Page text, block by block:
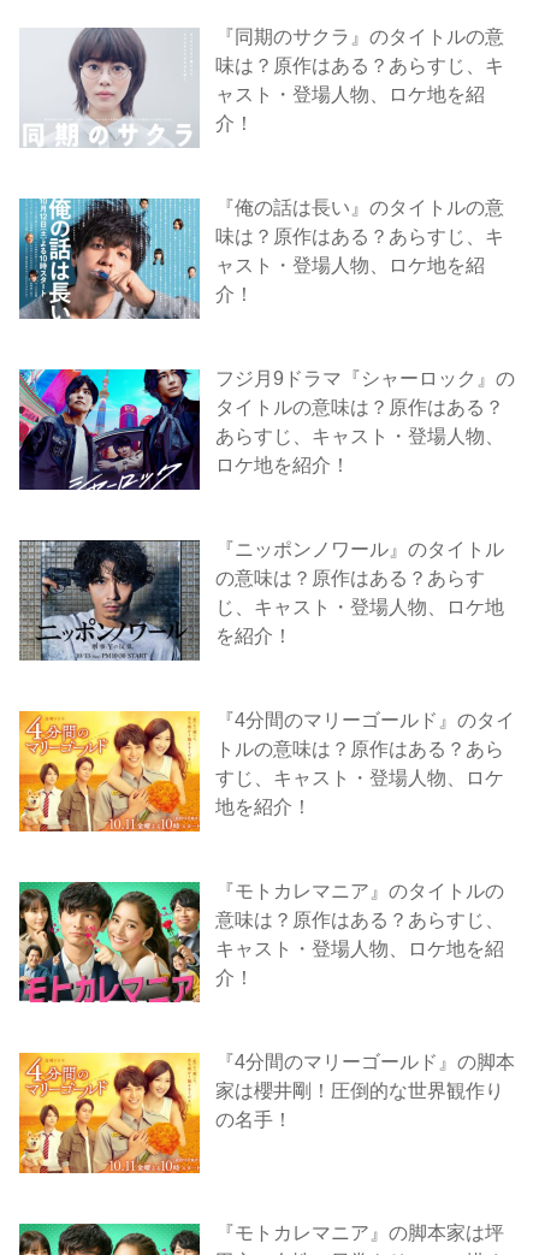
『同期のサクラ』のタイトルの意
味は？原作はある？あらすじ、キ
ャスト・登場人物、ロケ地を紹
介！
『俺の話は長い』のタイトルの意
味は？原作はある？あらすじ、キ
ャスト・登場人物、ロケ地を紹
介！
フジ月9ドラマ『シャーロック』の
タイトルの意味は？原作はある？
あらすじ、キャスト・登場人物、
ロケ地を紹介！
『ニッポンノワール』のタイトル
の意味は？原作はある？あらす
じ、キャスト・登場人物、ロケ地
を紹介！
『4分間のマリーゴールド』のタイ
トルの意味は？原作はある？あら
すじ、キャスト・登場人物、ロケ
地を紹介！
『モトカレマニア』のタイトルの
意味は？原作はある？あらすじ、
キャスト・登場人物、ロケ地を紹
介！
『4分間のマリーゴールド』の脚本
家は櫻井剛！圧倒的な世界観作り
の名手！
『モトカレマニア』の脚本家は坪